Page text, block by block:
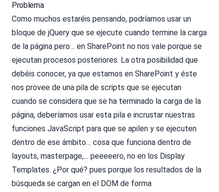
Problema
Como muchos estaréis pensando, podríamos usar un
bloque de jQuery que se ejecute cuando termine la carga
de la página pero… en SharePoint no nos vale porque se
ejecutan procesos posteriores. La otra posibilidad que
debéis conocer, ya que estamos en SharePoint y éste
nos provee de una pila de scripts que se ejecutan
cuando se considera que se ha terminado la carga de la
página, deberíamos usar esta pila e incrustar nuestras
funciones JavaScript para que se apilen y se ejecuten
dentro de ese ámbito… cosa que funciona dentro de
layouts, masterpage,… peeeeero, no en los Display
Templates. ¿Por qué? pues porque los resultados de la
búsqueda se cargan en el DOM de forma